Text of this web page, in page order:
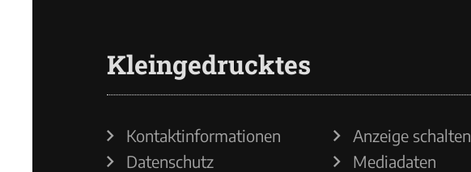
Kleingedrucktes
Kontaktinformationen
Datenschutz
Anzeige schalten
Mediadaten